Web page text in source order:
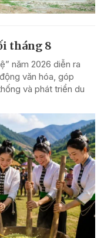
tháng 8
năm 2026 diễn ra
văn hóa, góp
và phát triển du